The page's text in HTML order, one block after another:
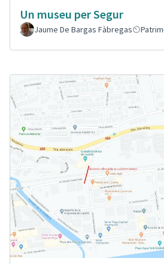
Un museu per Segur
Jaume De Bargas Fàbregas